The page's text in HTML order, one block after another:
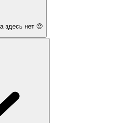
здесь нет 🤨